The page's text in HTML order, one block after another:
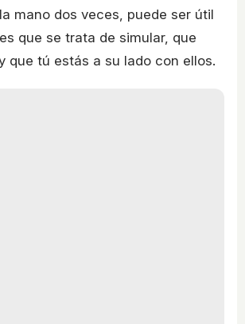
mano dos veces, puede ser útil
que se trata de simular, que
que tú estás a su lado con ellos.